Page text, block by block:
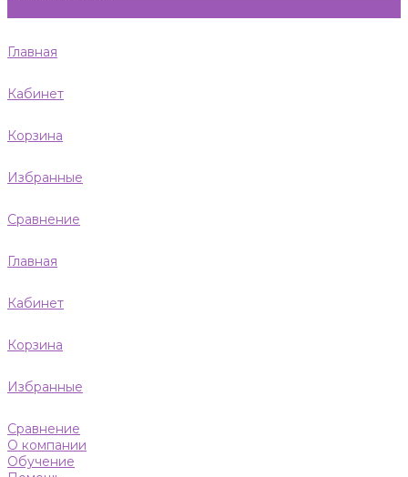
Главная
Кабинет
Корзина
Избранные
Сравнение
Главная
Кабинет
Корзина
Избранные
Сравнение
О компании
Обучение